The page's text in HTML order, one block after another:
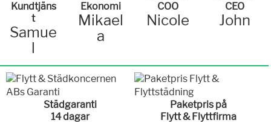
Kundtjäns
t
Samue
l
Ekonomi
Mikael
a
COO
Nicole
CEO
John
Städgaranti
14 dagar
Paketpris på
Flytt & Flyttfirma